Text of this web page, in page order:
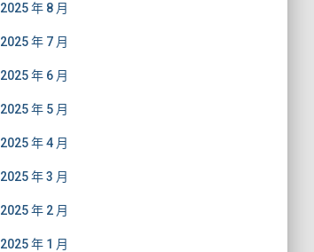
2025 年 8 月
2025 年 7 月
2025 年 6 月
2025 年 5 月
2025 年 4 月
2025 年 3 月
2025 年 2 月
2025 年 1 月